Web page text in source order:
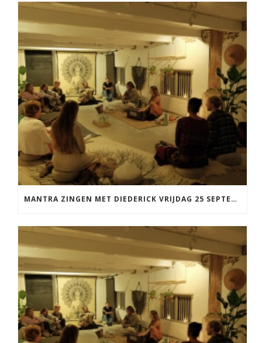
MANTRA ZINGEN MET DIEDERICK VRIJDAG 25 SEPTEMBER EN 20 NOVEMBER